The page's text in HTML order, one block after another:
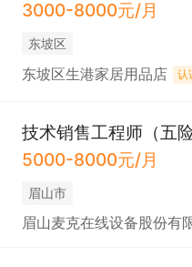
3000-8000元/月
东坡区
东坡区生港家居用品店 认
技术销售工程师（五
5000-8000元/月
眉山市
眉山麦克在线设备股份有